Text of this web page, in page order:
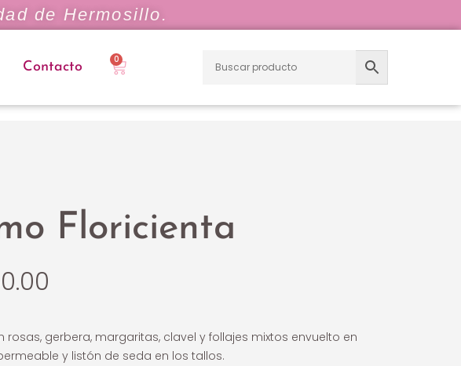
de Hermosillo.
Contacto
0
Floricienta
rosas, gerbera, margaritas, clavel y follajes mixtos envuelto en
y listón de seda en los tallos.